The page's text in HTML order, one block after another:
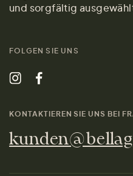
und sorgfältig
FOLGEN SIE UNS
KONTAKTIEREN SIE UNS BEI